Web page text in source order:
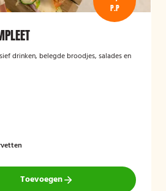
P.P
drinken, belegde broodjes, salades en
Toevoegen